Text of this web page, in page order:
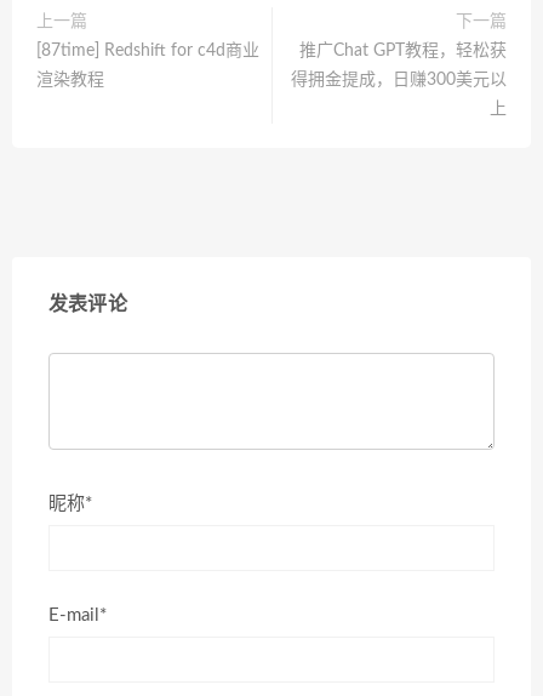
上一篇
[87time] Redshift for c4d商业
渲染教程
下一篇
推广Chat GPT教程，轻松获
得拥金提成，日赚300美元以
上
发表评论
昵称*
E-mail*